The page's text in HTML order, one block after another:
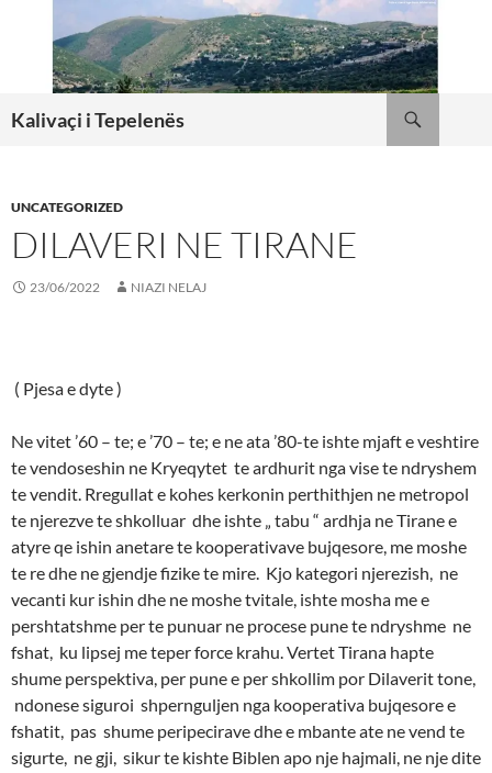
content
Kalivaçi i Tepelenës
UNCATEGORIZED
DILAVERI NE TIRANE
23/06/2022 NIAZI NELAJ
( Pjesa e dyte )
Ne vitet ’60 – te; e ’70 – te; e ne ata ’80-te ishte mjaft e veshtire
te vendoseshin ne Kryeqytet te ardhurit nga vise te ndryshem
te vendit. Rregullat e kohes kerkonin perthithjen ne metropol
te njerezve te shkolluar dhe ishte „ tabu “ ardhja ne Tirane e
atyre qe ishin anetare te kooperativave bujqesore, me moshe
te re dhe ne gjendje fizike te mire. Kjo kategori njerezish, ne
vecanti kur ishin dhe ne moshe tvitale, ishte mosha me e
pershtatshme per te punuar ne procese pune te ndryshme ne
fshat, ku lipsej me teper force krahu. Vertet Tirana hapte
shume perspektiva, per pune e per shkollim por Dilaverit tone,
ndonese siguroi shpernguljen nga kooperativa bujqesore e
fshatit, pas shume peripecirave dhe e mbante ate ne vend te
sigurte, ne gji, sikur te kishte Biblen apo nje hajmali, ne nje dite